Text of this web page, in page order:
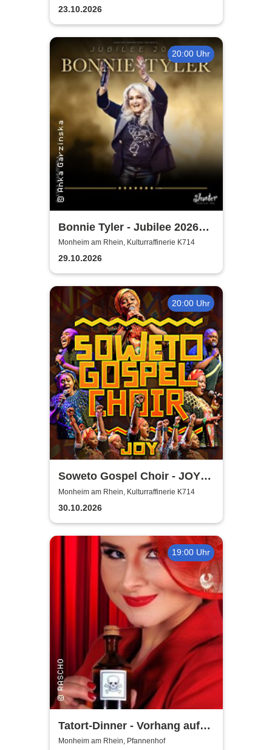
23.10.2026
20:00 Uhr
Bonnie Tyler - Jubilee 2026
Tournee
Monheim am Rhein, Kulturraffinerie K714
29.10.2026
20:00 Uhr
Soweto Gospel Choir - JOY!
(Zulu: Injabulo)
Monheim am Rhein, Kulturraffinerie K714
30.10.2026
19:00 Uhr
Tatort-Dinner - Vorhang auf
für Mord
Monheim am Rhein, Pfannenhof